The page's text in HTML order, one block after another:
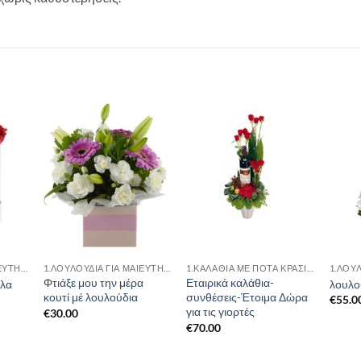
Φτιάξε μου την μέρα
κουτί μέ λουλούδια
€30.00
Εταιρικά καλάθια-
συνθέσεις-Έτοιμα Δώρα
για τις γιορτές
€70.00
€